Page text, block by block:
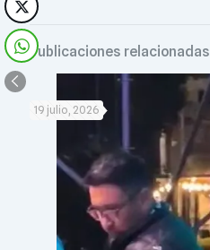
Publicaciones relacionadas
19 julio, 2026